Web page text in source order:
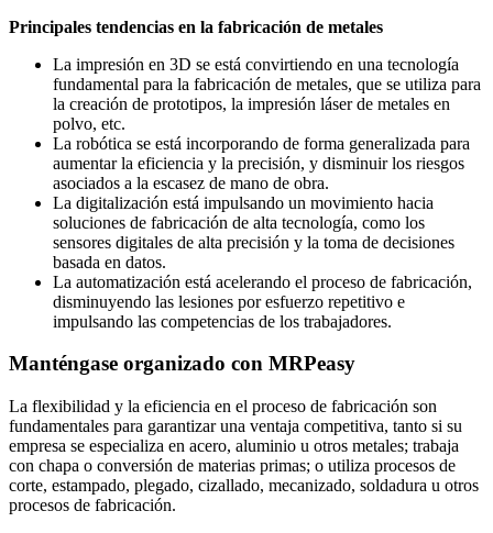
Principales tendencias en la fabricación de metales
La impresión en 3D se está convirtiendo en una tecnología
fundamental para la fabricación de metales, que se utiliza para
la creación de prototipos, la impresión láser de metales en
polvo, etc.
La robótica se está incorporando de forma generalizada para
aumentar la eficiencia y la precisión, y disminuir los riesgos
asociados a la escasez de mano de obra.
La digitalización está impulsando un movimiento hacia
soluciones de fabricación de alta tecnología, como los
sensores digitales de alta precisión y la toma de decisiones
basada en datos.
La automatización está acelerando el proceso de fabricación,
disminuyendo las lesiones por esfuerzo repetitivo e
impulsando las competencias de los trabajadores.
Manténgase organizado con MRPeasy
La flexibilidad y la eficiencia en el proceso de fabricación son
fundamentales para garantizar una ventaja competitiva, tanto si su
empresa se especializa en acero, aluminio u otros metales; trabaja
con chapa o conversión de materias primas; o utiliza procesos de
corte, estampado, plegado, cizallado, mecanizado, soldadura u otros
procesos de fabricación.